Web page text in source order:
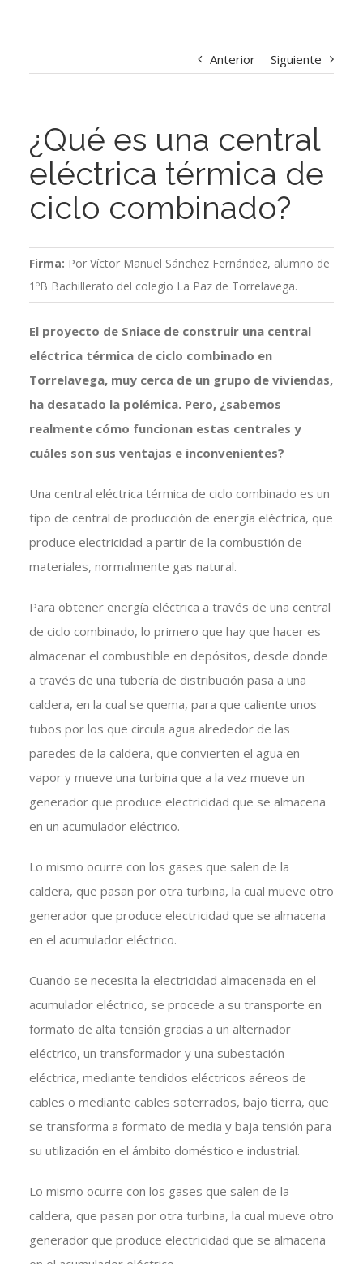
Anterior Siguiente
¿Qué es una central
eléctrica térmica de
ciclo combinado?
Firma: Por Víctor Manuel Sánchez Fernández, alumno de
1ºB Bachillerato del colegio La Paz de Torrelavega.
El proyecto de Sniace de construir una central
eléctrica térmica de ciclo combinado en
Torrelavega, muy cerca de un grupo de viviendas,
ha desatado la polémica. Pero, ¿sabemos
realmente cómo funcionan estas centrales y
cuáles son sus ventajas e inconvenientes?
Una central eléctrica térmica de ciclo combinado es un
tipo de central de producción de energía eléctrica, que
produce electricidad a partir de la combustión de
materiales, normalmente gas natural.
Para obtener energía eléctrica a través de una central
de ciclo combinado, lo primero que hay que hacer es
almacenar el combustible en depósitos, desde donde
a través de una tubería de distribución pasa a una
caldera, en la cual se quema, para que caliente unos
tubos por los que circula agua alrededor de las
paredes de la caldera, que convierten el agua en
vapor y mueve una turbina que a la vez mueve un
generador que produce electricidad que se almacena
en un acumulador eléctrico.
Lo mismo ocurre con los gases que salen de la
caldera, que pasan por otra turbina, la cual mueve otro
generador que produce electricidad que se almacena
en el acumulador eléctrico.
Cuando se necesita la electricidad almacenada en el
acumulador eléctrico, se procede a su transporte en
formato de alta tensión gracias a un alternador
eléctrico, un transformador y una subestación
eléctrica, mediante tendidos eléctricos aéreos de
cables o mediante cables soterrados, bajo tierra, que
se transforma a formato de media y baja tensión para
su utilización en el ámbito doméstico e industrial.
Lo mismo ocurre con los gases que salen de la
caldera, que pasan por otra turbina, la cual mueve otro
generador que produce electricidad que se almacena